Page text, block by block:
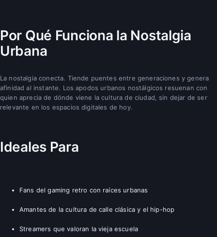
Por Qué Funciona la Nostalgia
Urbana
La nostalgia conecta. Tiende puentes entre generaciones y genera
afinidad al instante. Los apodos urbanos nostálgicos resuenan con
quien aprecia de dónde viene la cultura de ciudad, sin dejar de ser
relevante en los espacios digitales de hoy.
Ideales Para
Fans del gaming retro con raíces urbanas
Amantes de la cultura de calle clásica y el hip-hop
Streamers que valoran la vieja escuela